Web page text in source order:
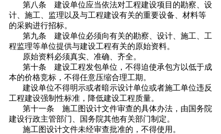
第八条 建设单位应当依法对工程建设项目的勘察、设
计、施工、监理以及与工程建设有关的重要设备、材料等
的采购进行招标。
第九条 建设单位必须向有关的勘察、设计、施工、工
程监理等单位提供与建设工程有关的原始资料。
原始资料必须真实、准确、齐全。
第十条 建设工程发包单位，不得迫使承包方以低于成
本的价格竞标，不得任意压缩合理工期。
建设单位不得明示或者暗示设计单位或者施工单位违反
工程建设强制性标准，降低建设工程质量。
第十一条 施工图设计文件审查的具体办法，由国务院
建设行政主管部门、国务院其他有关部门制定。
施工图设计文件未经审查批准的，不得使用。